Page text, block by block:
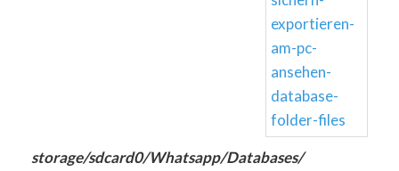
storage/sdcard0/Whatsapp/Databases/